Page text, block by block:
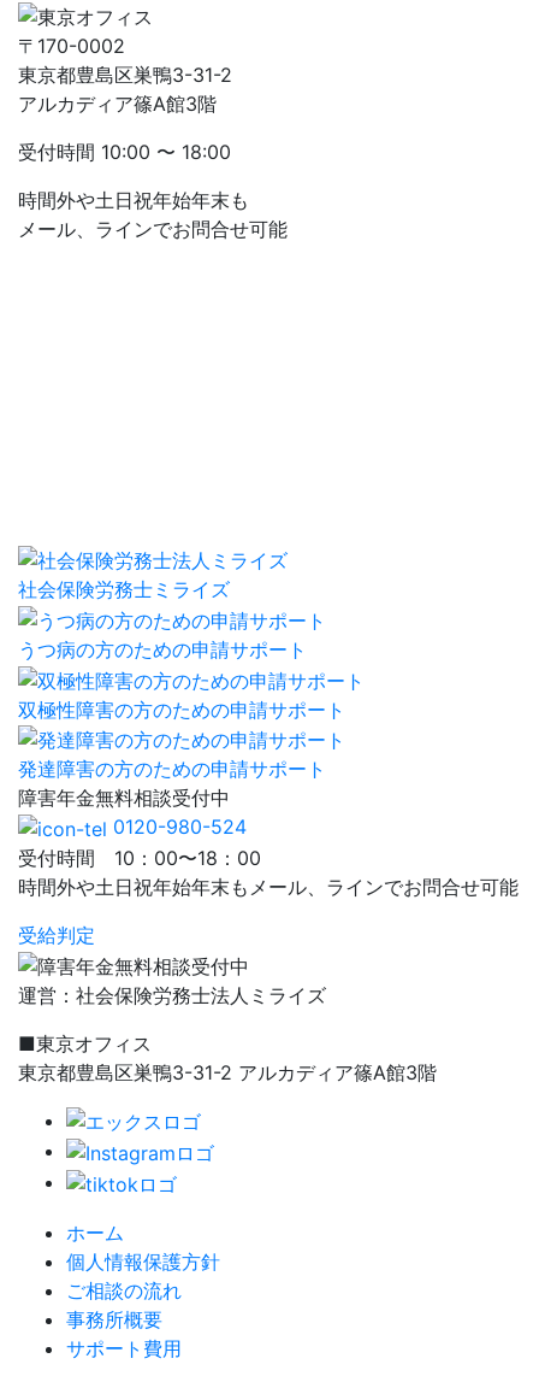
〒170-0002
東京都豊島区巣鴨3-31-2
アルカディア篠A館3階
受付時間 10:00 〜 18:00
時間外や土日祝年始年末も
メール、ラインでお問合せ可能
社会保険労務士ミライズ
うつ病の方のための申請サポート
双極性障害の方のための申請サポート
発達障害の方のための申請サポート
障害年金無料相談受付中
0120-980-524
受付時間 10：00〜18：00
時間外や土日祝年始年末もメール、ラインでお問合せ可能
受給判定
運営：社会保険労務士法人ミライズ
■東京オフィス
東京都豊島区巣鴨3-31-2 アルカディア篠A館3階
ホーム
個人情報保護方針
ご相談の流れ
事務所概要
サポート費用